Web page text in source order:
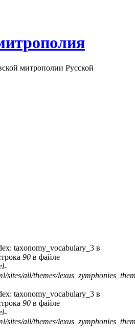
митрополии Русской
taxonomy_vocabulary_3 в
90 в файле
sites/all/themes/
taxonomy_vocabulary_3 в
90 в файле
sites/all/themes/